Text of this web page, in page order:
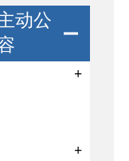
动公
+
+